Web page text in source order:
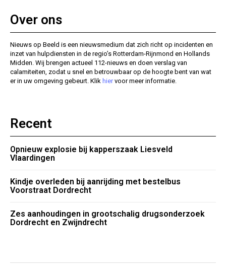
Over ons
Nieuws op Beeld is een nieuwsmedium dat zich richt op incidenten en
inzet van hulpdiensten in de regio’s Rotterdam-Rijnmond en Hollands
Midden. Wij brengen actueel 112-nieuws en doen verslag van
calamiteiten, zodat u snel en betrouwbaar op de hoogte bent van wat
er in uw omgeving gebeurt. Klik hiervoor meer informatie.
Recent
Opnieuw explosie bij kapperszaak Liesveld
Vlaardingen
Kindje overleden bij aanrijding met bestelbus
Voorstraat Dordrecht
Zes aanhoudingen in grootschalig drugsonderzoek
Dordrecht en Zwijndrecht